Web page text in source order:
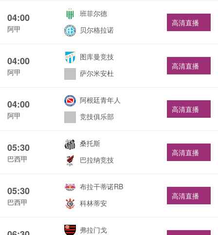
04:00
阿甲
班菲尔德
贝尔格拉诺
高清直播
04:00
阿甲
图库曼竞技
萨尔米安杜
高清直播
04:00
阿甲
阿根廷青年人
竞技俱乐部
高清直播
05:30
巴西甲
桑托斯
巴拉纳竞技
高清直播
05:30
巴西甲
布拉干蒂诺RB
科林蒂安
高清直播
弗拉门戈